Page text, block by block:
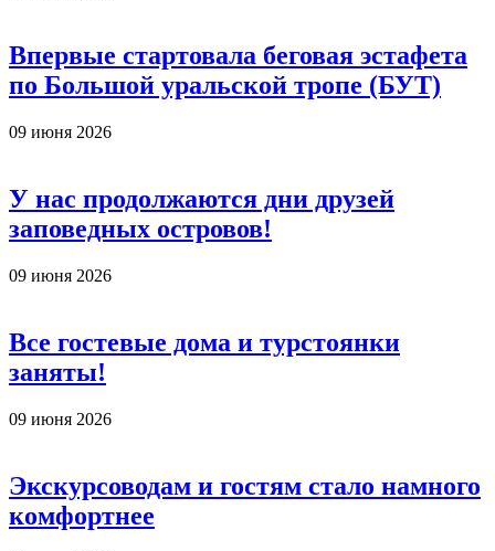
Впервые стартовала беговая эстафета
по Большой уральской тропе (БУТ)
09 июня 2026
У нас продолжаются дни друзей
заповедных островов!
09 июня 2026
Все гостевые дома и турстоянки
заняты!
09 июня 2026
Экскурсоводам и гостям стало намного
комфортнее